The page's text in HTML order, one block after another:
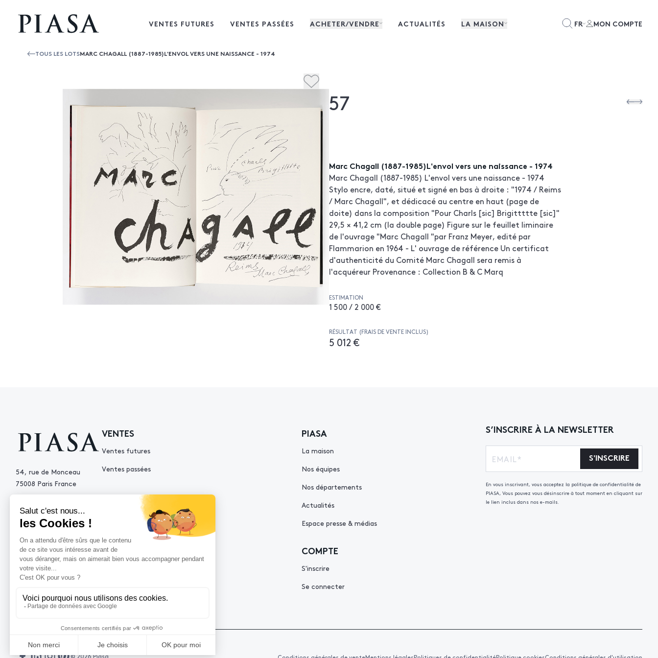
VENTES FUTURES VENTES PASSÉES ACHETER/VENDRE ACTUALITÉS LA MAISON FR MON COMPTE
TOUS LES LOTSMARC CHAGALL (1887-1985)L'ENVOL VERS UNE NAISSANCE - 1974
57
Marc Chagall (1887-1985)L'envol vers une naissance - 1974
Marc Chagall (1887-1985) L'envol vers une naissance - 1974
Stylo encre, daté, situé et signé en bas à droite : "1974 / Reims
/ Marc Chagall", et dédicacé au centre en haut (page de
doite) dans la composition "Pour Charls [sic] Brigittttte [sic]"
29,5 × 41,2 cm (la double page) Figure sur le feuillet liminaire
de l'ouvrage "Marc Chagall "par Franz Meyer, edité par
Flammarion en 1964 - L' ouvrage de référence Un certificat
d'authenticité du Comité Marc Chagall sera remis à
l'acquéreur Provenance : Collection B & C Marq
ESTIMATION
1 500 / 2 000 €
RÉSULTAT (FRAIS DE VENTE INCLUS)
5 012 €
54, rue de Monceau
75008 Paris France
contact@piasa.fr
VENTES
Ventes futures
Ventes passées
PIASA
La maison
Nos équipes
Nos départements
Actualités
Espace presse & médias
AIDE
Demande d’estimation
COMPTE
S'inscrire
Se connecter
S’INSCRIRE À LA NEWSLETTER
S'INSCRIRE
En vous inscrivant, vous acceptez la politique de confidentialité de
PIASA, Vous pouvez vous désinscrire à tout moment en cliquant sur
le lien inclus dans nos e-mails.
© 2026 Piasa